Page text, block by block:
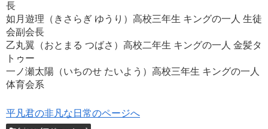
長
如月遊理（きさらぎ ゆうり）高校三年生 キングの一人 生徒
会副会長
乙丸翼（おとまる つばさ）高校二年生 キングの一人 金髪タ
トゥー
一ノ瀬太陽（いちのせ たいよう）高校三年生 キングの一人
体育会系
平凡君の非凡な日常のページへ